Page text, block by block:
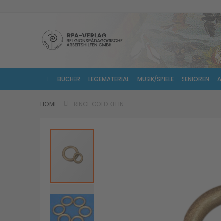
BÜCHER LEGEMATERIAL MUSIK/SPIELE SENIOREN
HOME RINGE GOLD KLEIN
Skip
end
images